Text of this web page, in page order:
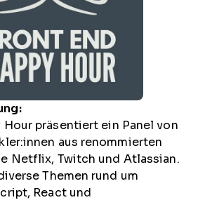
Hour präsentiert ein Panel von
aus renommierten
Netflix, Twitch und Atlassian.
Themen rund um
React und